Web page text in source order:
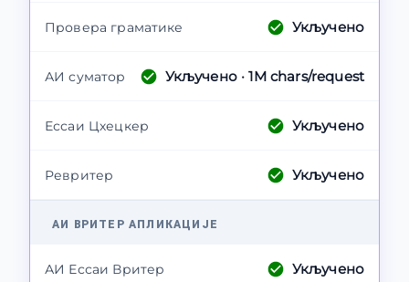
Провера граматике Укључено
АИ суматор Укључено· 1M chars/request
Ессаи Цхецкер Укључено
Ревритер Укључено
АИ ВРИТЕР АПЛИКАЦИЈЕ
АИ Ессаи Вритер Укључено